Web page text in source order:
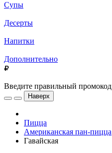
Супы
Десерты
Напитки
Дополнительно
Введите правильный промокод
Наверх
Пицца
Американская пан-пицца
Гавайская